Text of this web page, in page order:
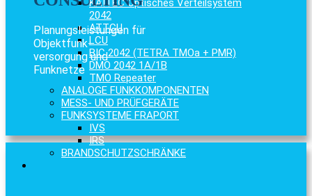
KAITEC Optisches Verteilsystem
2042
ATTCU
LCU
BIC 2042 (TETRA TMOa + PMR)
DMO 2042 1A/1B
TMO Repeater
ANALOGE FUNKKOMPONENTEN
MESS- UND PRÜFGERÄTE
FUNKSYSTEME FRAPORT
IVS
IRS
BRANDSCHUTZSCHRÄNKE
Planungsleistungen für
Objektfunk-
versorgung und
Funknetze